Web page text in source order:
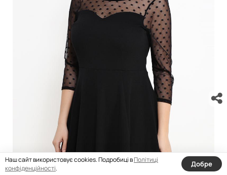
Наш сайт використовує cookies. Подробиці вПолітиці
конфіденційності. Добре